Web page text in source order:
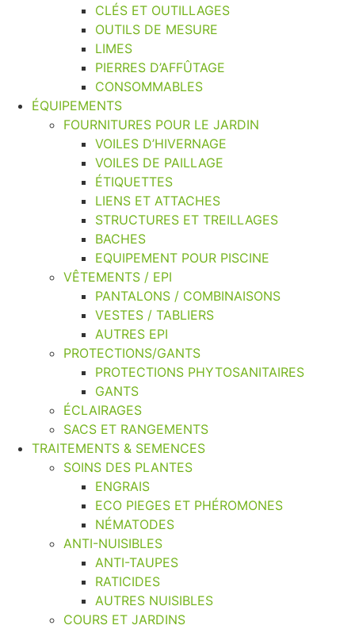
CLÉS ET OUTILLAGES
OUTILS DE MESURE
LIMES
PIERRES D’AFFÛTAGE
CONSOMMABLES
ÉQUIPEMENTS
FOURNITURES POUR LE JARDIN
VOILES D’HIVERNAGE
VOILES DE PAILLAGE
ÉTIQUETTES
LIENS ET ATTACHES
STRUCTURES ET TREILLAGES
BACHES
EQUIPEMENT POUR PISCINE
VÊTEMENTS / EPI
PANTALONS / COMBINAISONS
VESTES / TABLIERS
AUTRES EPI
PROTECTIONS/GANTS
PROTECTIONS PHYTOSANITAIRES
GANTS
ÉCLAIRAGES
SACS ET RANGEMENTS
TRAITEMENTS & SEMENCES
SOINS DES PLANTES
ENGRAIS
ECO PIEGES ET PHÉROMONES
NÉMATODES
ANTI-NUISIBLES
ANTI-TAUPES
RATICIDES
AUTRES NUISIBLES
COURS ET JARDINS